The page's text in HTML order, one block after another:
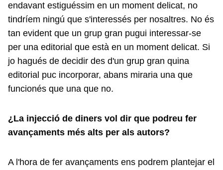
endavant estiguéssim en un moment delicat, no
tindríem ningú que s'interessés per nosaltres. No és
tan evident que un grup gran pugui interessar-se
per una editorial que està en un moment delicat. Si
jo hagués de decidir des d'un grup gran quina
editorial puc incorporar, abans miraria una que
funcionés que una que no.
¿La injecció de diners vol dir que podreu fer
avançaments més alts per als autors?
A l'hora de fer avançaments ens podrem plantejar el